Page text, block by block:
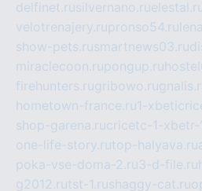
delfinet.rusilvernano.ru
velotrenajery.rupronso54.ru
show-pets.rusmartnews03.ru
miraclecoon.rupongup.ru
firehunters.rugribowo.ru
hometown-france.ru1-
shop-garena.rucricetc-1-
one-life-story.rutop-halyava.ru
poka-vse-doma-2.ru3-d-file.ru
g2012.rutst-1.rushaggy-cat.ru